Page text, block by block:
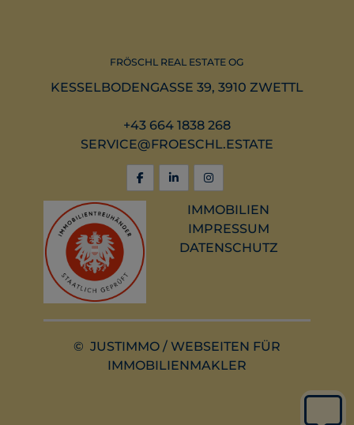
FRÖSCHL REAL ESTATE OG
KESSELBODENGASSE 39, 3910 ZWETTL
+43 664 1838 268
SERVICE@FROESCHL.ESTATE
IMMOBILIEN
IMPRESSUM
DATENSCHUTZ
© JUSTIMMO / WEBSEITEN FÜR
IMMOBILIENMAKLER